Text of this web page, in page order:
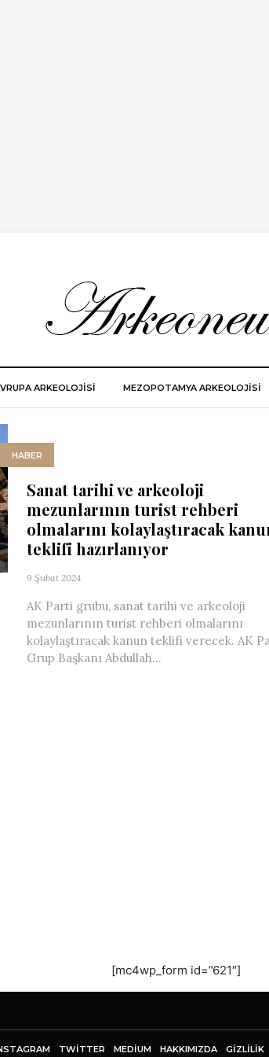
ARKEOLOJISI MEZOPOTAMYA ARKEOLOJISI
HABER
Sanat tarihi ve arkeoloji
mezunlarının turist rehberi
olmalarını kolaylaştıracak
teklifi hazırlanıyor
9 Şubat 2024
AK Parti grubu, sanat tarihi ve arkeoloji
mezunlarının turist rehberi olmalarını
kolaylaştıracak kanun teklifi verecek. AK
Grup Başkanı Abdullah...
[mc4wp_form id=”621″]
TWITTER MEDIUM HAKKIMIZDA GİZLİLİK